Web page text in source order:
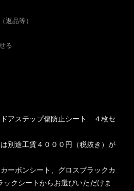
返品等）
る
アステップ傷防止シート ４枚セ
別途工賃４０００円（税抜き）が
ーボンシート、グロスブラックカ
クシートからお選びいただけま